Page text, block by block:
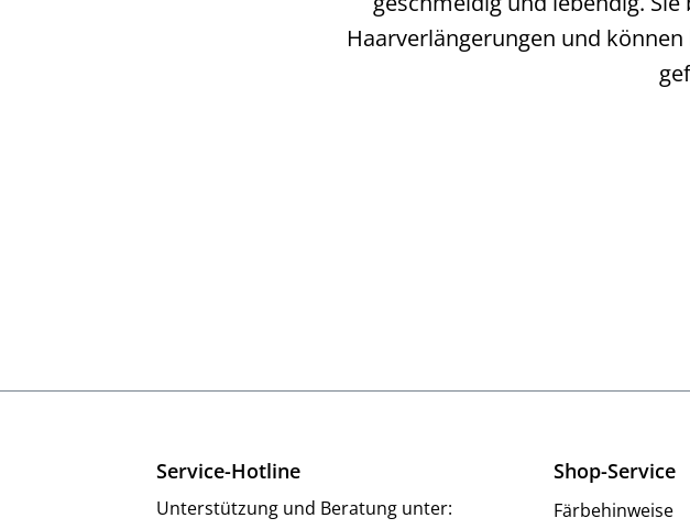
Haarverlängerungen und
Service-Hotline
Unterstützung und Beratung unter:
Shop-Service
Färbehinweise